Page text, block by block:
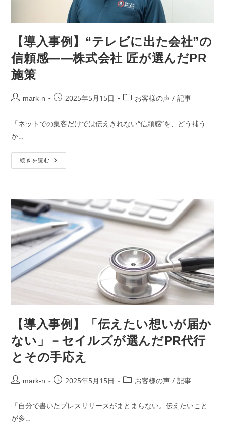
【導入事例】“テレビに出た会社”の
信頼感——株式会社 匠が選んだPR
施策
mark-n 2025年5月15日 お客様の声 / 記事
「ネットでの集客だけでは伝えきれない“信頼感”を、どう補う
か…
続きを読む
【導入事例】「伝えたい想いが届か
ない」－セイルズが選んだPR代行
とその手応え
mark-n 2025年5月15日 お客様の声 / 記事
「自分で書いたプレスリリースがまとまらない。伝えたいこと
が多…